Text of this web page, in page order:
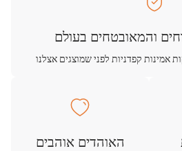
והמאובטחים בעולם
אמינות קפדניות לפני שמוצגים אצלנו
האוהדים אוהבים